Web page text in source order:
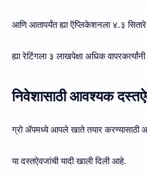
आणि आतापर्यंत ह्या ऍप्लिकेशनला ४.३
ह्या रेटिंगला ३ लाखपेक्षा अधिक
निवेशासाठी आवश्यक
ग्रो ॲपमध्ये आपले खाते तयार करण्यासाठी
या दस्तऐवजांची यादी खाली दिली आहे.